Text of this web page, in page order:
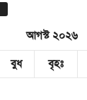
আগস্ট ২০২৬
বুধ বৃহঃ